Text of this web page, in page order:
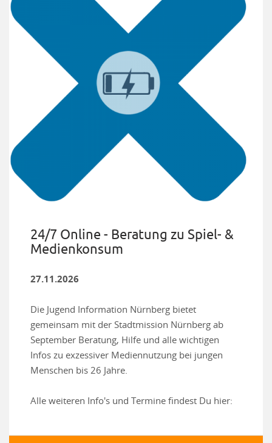
24/7 Online - Beratung zu Spiel- &
Medienkonsum
27.11.2026
Die Jugend Information Nürnberg bietet
gemeinsam mit der Stadtmission Nürnberg ab
September Beratung, Hilfe und alle wichtigen
Infos zu exzessiver Mediennutzung bei jungen
Menschen bis 26 Jahre.
Alle weiteren Info's und Termine findest Du hier: